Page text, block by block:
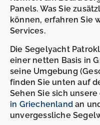
Panels. Was Sie
können, erfahren Sie
Services.
Die Segelyacht
einer netten Basis in
seine Umgebung
finden Sie unten auf
Sehen Sie sich
in Griechenland an
unvergessliche